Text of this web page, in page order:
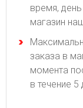
время,
магазин
заказа в
момента
в течение